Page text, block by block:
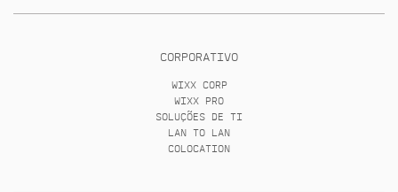
CORPORATIVO
WIXX CORP
WIXX PRO
SOLUÇÕES DE TI
LAN TO LAN
COLOCATION